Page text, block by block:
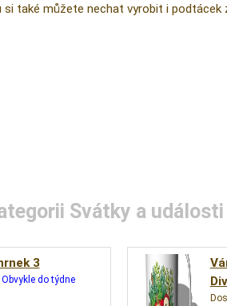
si také můžete nechat vyrobit i podtácek
Svátky a události
3
Obvykle do týdne